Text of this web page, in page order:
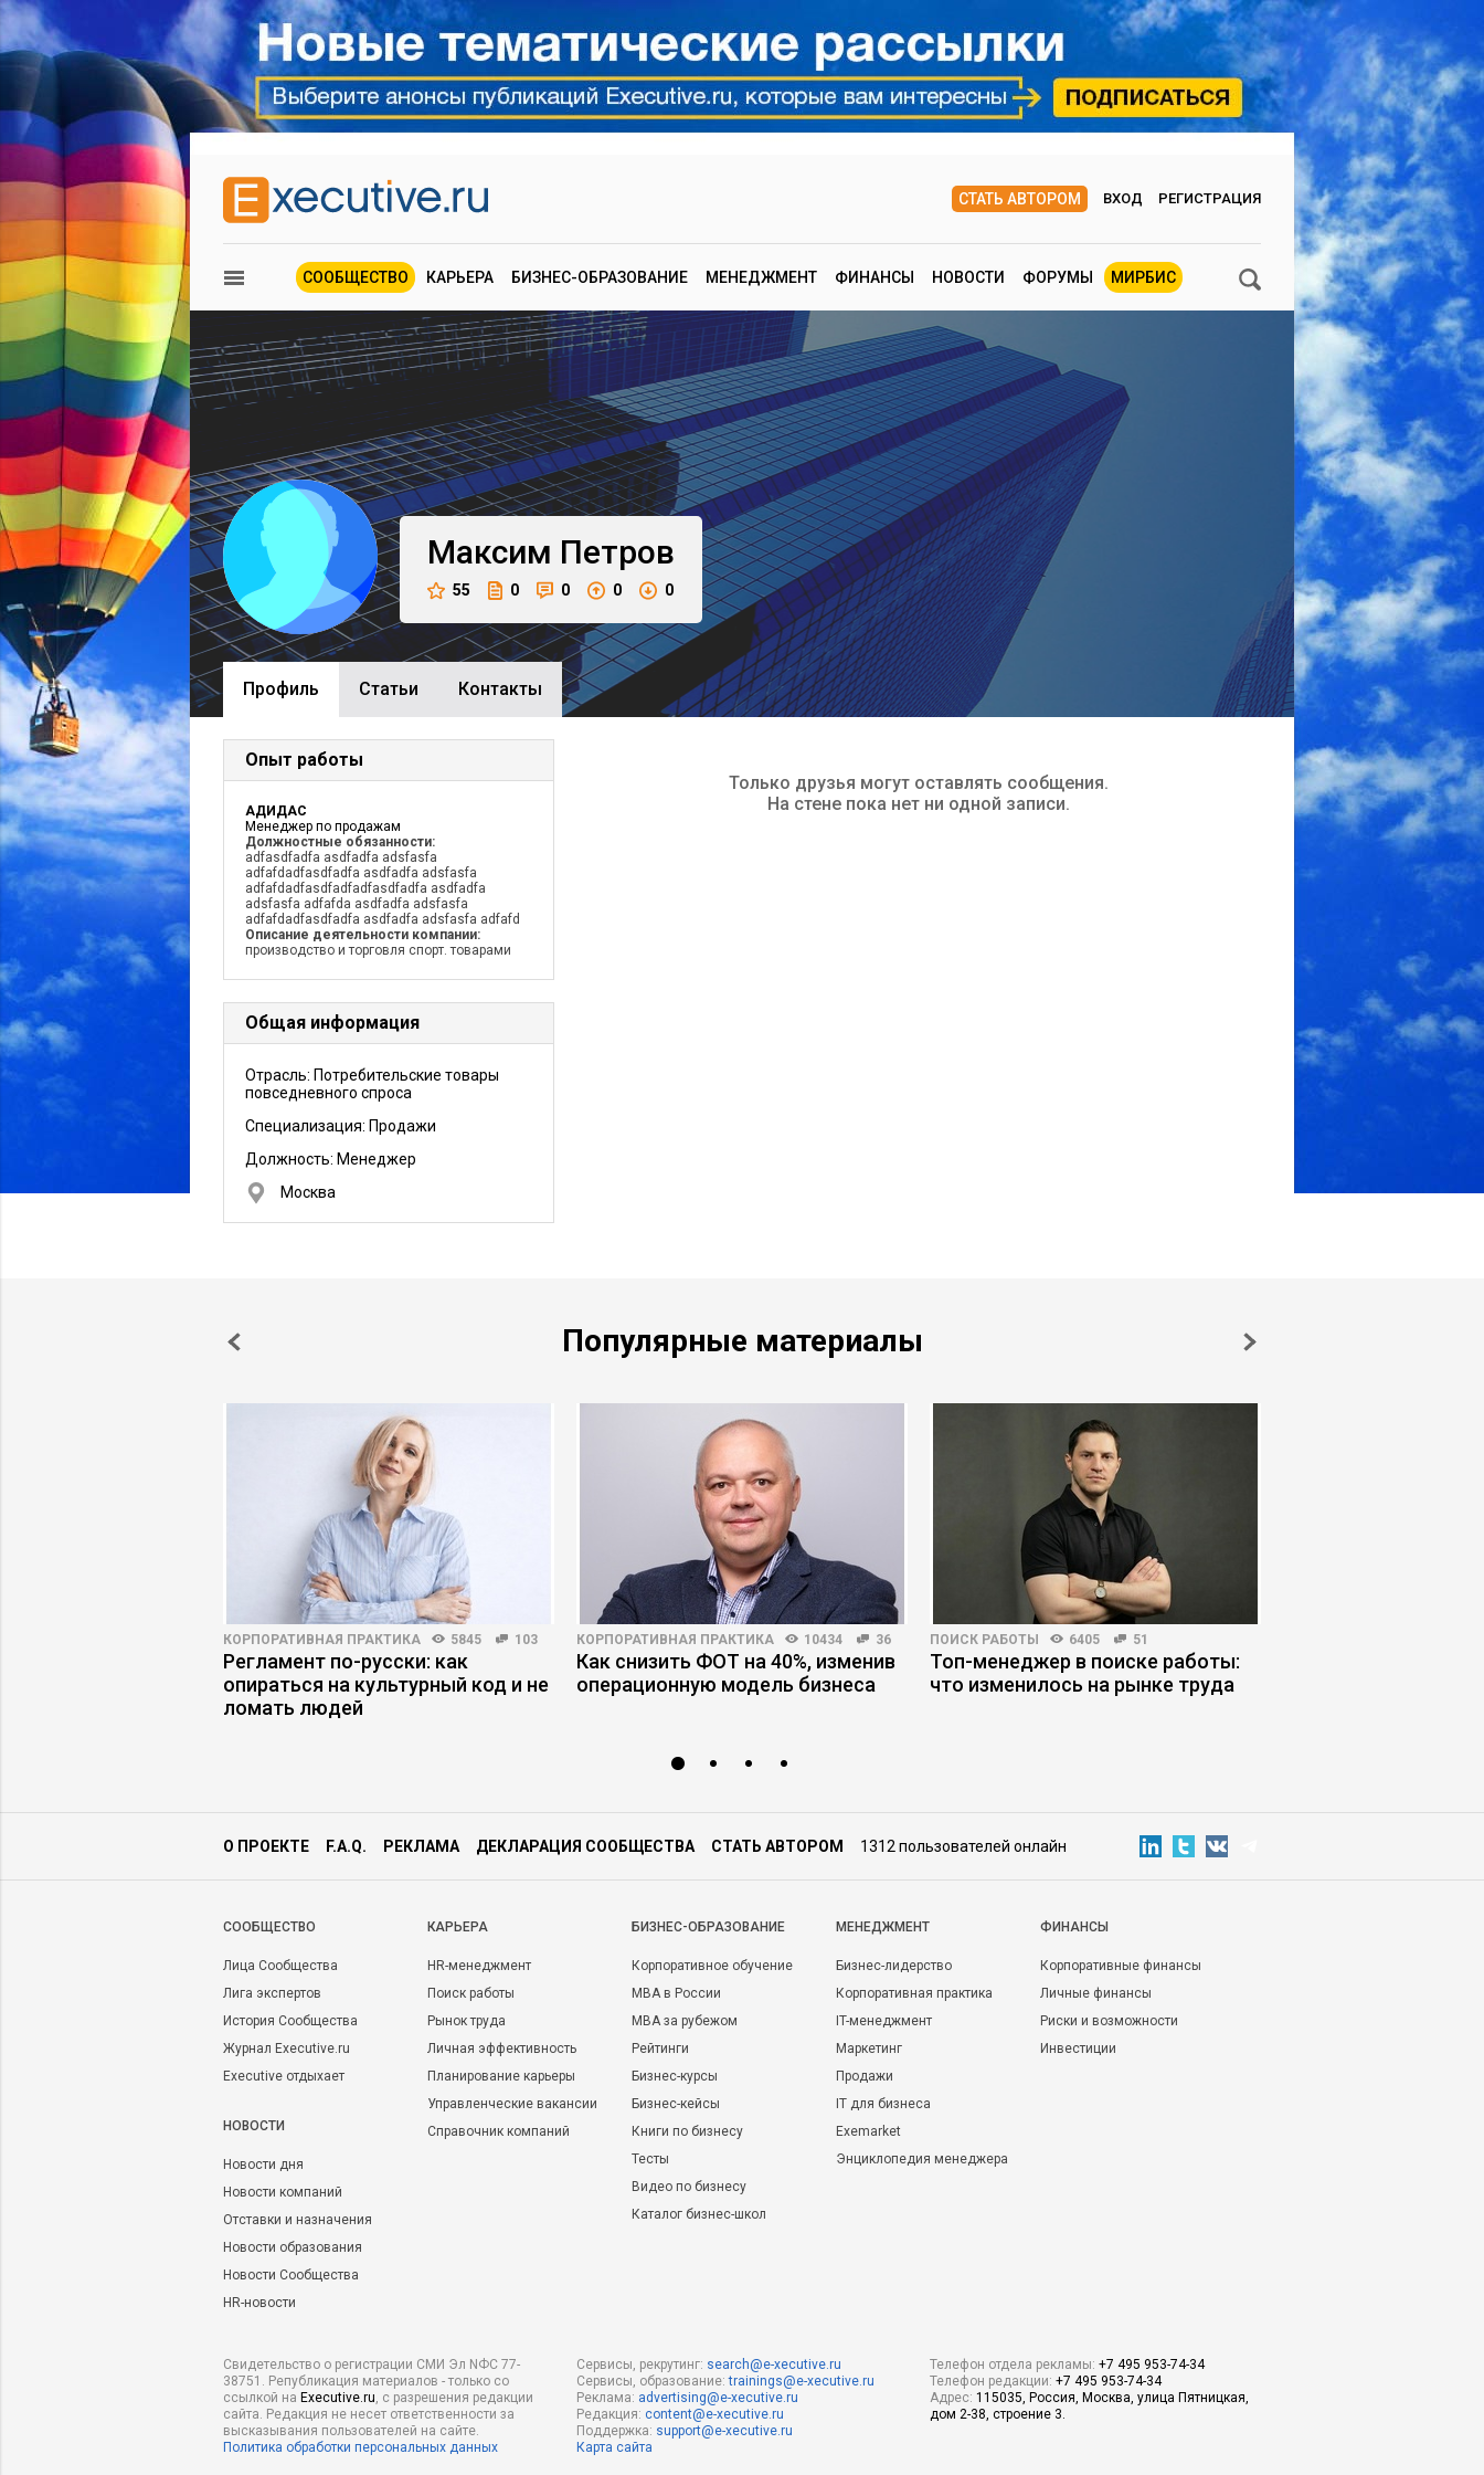
СТАТЬ АВТОРОМ ВХОД РЕГИСТРАЦИЯ
СООБЩЕСТВО КАРЬЕРА БИЗНЕС-ОБРАЗОВАНИЕ МЕНЕДЖМЕНТ ФИНАНСЫ НОВОСТИ ФОРУМЫ МИРБИС
Максим Петров
55 0 0 0 0
Профиль Cтатьи Контакты
Опыт работы
АДИДАС
Менеджер по продажам
Должностные обязанности:
adfasdfadfa asdfadfa adsfasfa
adfafdadfasdfadfa asdfadfa adsfasfa
adfafdadfasdfadfadfasdfadfa asdfadfa
adsfasfa adfafda asdfadfa adsfasfa
adfafdadfasdfadfa asdfadfa adsfasfa adfafd
Описание деятельности компании:
производство и торговля спорт. товарами
Общая информация
Отрасль: Потребительские товары
повседневного спроса
Специализация: Продажи
Должность: Менеджер
Москва
Только друзья могут оставлять сообщения.
На стене пока нет ни одной записи.
Популярные материалы
КОРПОРАТИВНАЯ ПРАКТИКА 5845 103
Регламент по-русски: как
опираться на культурный код и не
ломать людей
КОРПОРАТИВНАЯ ПРАКТИКА 10434 36
Как снизить ФОТ на 40%, изменив
операционную модель бизнеса
ПОИСК РАБОТЫ 6405 51
Топ-менеджер в поиске работы:
что изменилось на рынке труда
О ПРОЕКТЕ F.A.Q. РЕКЛАМА ДЕКЛАРАЦИЯ СООБЩЕСТВА СТАТЬ АВТОРОМ 1312 пользователей онлайн
CООБЩЕСТВО
Лица Сообщества
Лига экспертов
История Сообщества
Журнал Executive.ru
Executive отдыхает
НОВОСТИ
Новости дня
Новости компаний
Отставки и назначения
Новости образования
Новости Сообщества
HR-новости
КАРЬЕРА
HR-менеджмент
Поиск работы
Рынок труда
Личная эффективность
Планирование карьеры
Управленческие вакансии
Справочник компаний
БИЗНЕС-ОБРАЗОВАНИЕ
Корпоративное обучение
MBA в России
MBA за рубежом
Рейтинги
Бизнес-курсы
Бизнес-кейсы
Книги по бизнесу
Тесты
Видео по бизнесу
Каталог бизнес-школ
МЕНЕДЖМЕНТ
Бизнес-лидерство
Корпоративная практика
IT-менеджмент
Маркетинг
Продажи
IT для бизнеса
Exemarket
Энциклопедия менеджера
ФИНАНСЫ
Корпоративные финансы
Личные финансы
Риски и возможности
Инвестиции
Свидетельство о регистрации СМИ Эл NФС 77-
38751. Републикация материалов - только со
ссылкой на Executive.ru, с разрешения редакции
сайта. Редакция не несет ответственности за
высказывания пользователей на сайте.
Политика обработки персональных данных
Сервисы, рекрутинг: search@e-xecutive.ru
Сервисы, образование:trainings@e-xecutive.ru
Реклама: advertising@e-xecutive.ru
Редакция: content@e-xecutive.ru
Поддержка: support@e-xecutive.ru
Карта сайта
Телефон отдела рекламы: +7 495 953-74-34
Телефон редакции: +7 495 953-74-34
Адрес: 115035, Россия, Москва, улица Пятницкая,
дом 2-38, строение 3.